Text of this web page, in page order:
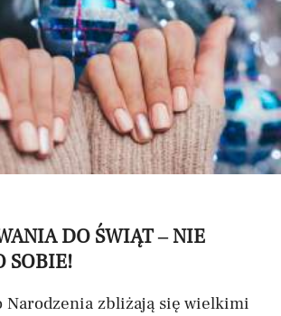
DO ŚWIĄT – NIE
SOBIE!
Narodzenia zbliżają się wielkimi